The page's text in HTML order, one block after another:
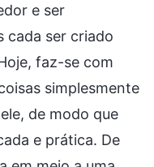
e ser
cada ser criado
faz-se com
simplesmente
de modo que
e prática. De